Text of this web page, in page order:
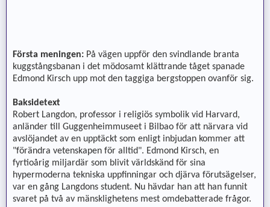
Första meningen: På vägen uppför den svindlande branta
kuggstångsbanan i det mödosamt klättrande tåget spanade
Edmond Kirsch upp mot den taggiga bergstoppen ovanför sig.
Baksidetext
Robert Langdon, professor i religiös symbolik vid Harvard,
anländer till Guggenheimmuseet i Bilbao för att närvara vid
avslöjandet av en upptäckt som enligt inbjudan kommer att
"förändra vetenskapen för alltid". Edmond Kirsch, en
fyrtioårig miljardär som blivit världskänd för sina
hypermoderna tekniska uppfinningar och djärva förutsägelser,
var en gång Langdons student. Nu hävdar han att han funnit
svaret på två av mänsklighetens mest omdebatterade frågor.